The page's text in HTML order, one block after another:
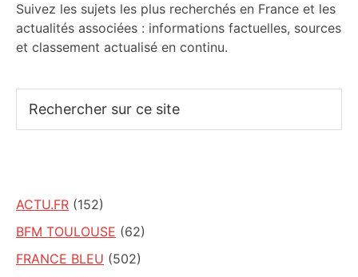
Suivez les sujets les plus recherchés en France et les
actualités associées : informations factuelles, sources
et classement actualisé en continu.
sur
ACTU.FR (152)
BFM TOULOUSE (62)
FRANCE BLEU (502)